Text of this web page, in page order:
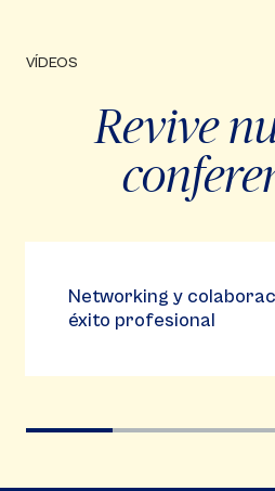
VÍDEOS
Revive
Networking y
éxito profesional